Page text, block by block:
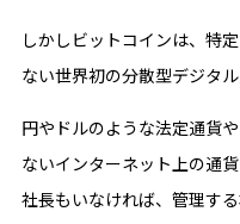
しかしビットコインは、特
ない世界初の分散型デジタ
円やドルのような法定通貨
ないインターネット上の通貨
社長もいなければ、管理す